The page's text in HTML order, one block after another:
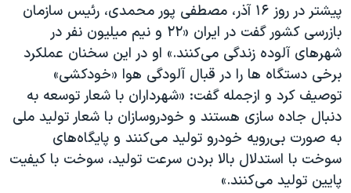
پیشتر در روز ۱۶ آذر، مصطفی پور محمدی، رئیس سازمان
بازرسی کشور گفت در ایران «۲۲ و نیم میلیون نفر در
شهرهای آلوده زندگی می‌کنند.» او در این سخنان عملکرد
برخی دستگاه ها را در قبال آلودگی هوا «خودکشی»
توصیف کرد و ازجمله گفت: «شهرداران با شعار توسعه به
دنبال جاده سازی هستند و خودروسازان با شعار تولید ملی
به صورت بی‌رویه خودرو تولید می‌کنند و پایگاه‌های
سوخت با استدلال بالا بردن سرعت تولید، سوخت با کیفیت
پایین تولید می‌کنند.»